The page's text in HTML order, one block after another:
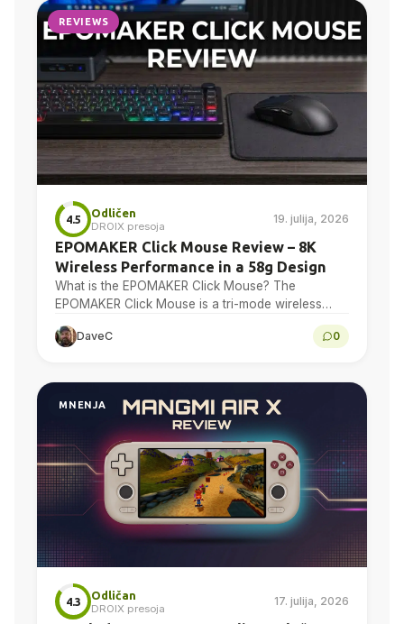
REVIEWS
4.5
Odličen
DROIX presoja
19. julija, 2026
EPOMAKER Click Mouse Review – 8K
Wireless Performance in a 58g Design
What is the EPOMAKER Click Mouse? The
EPOMAKER Click Mouse is a tri-mode wireless
gaming mouse with a PAW3950 optical sensor, a
58g chassis,...
DaveC 0
MNENJA
4.3
Odličan
DROIX presoja
17. julija, 2026